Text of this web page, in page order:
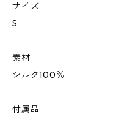
サイズ
S
素材
シルク100％
付属品